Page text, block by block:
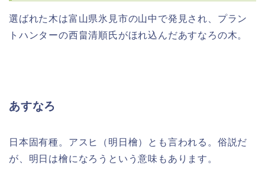
選ばれた木は富山県氷見市の山中で発見され、プラン
トハンターの西畠清順氏がほれ込んだあすなろの木。
あすなろ
日本固有種。アスヒ（明日檜）とも言われる。俗説だ
が、明日は檜になろうという意味もあります。